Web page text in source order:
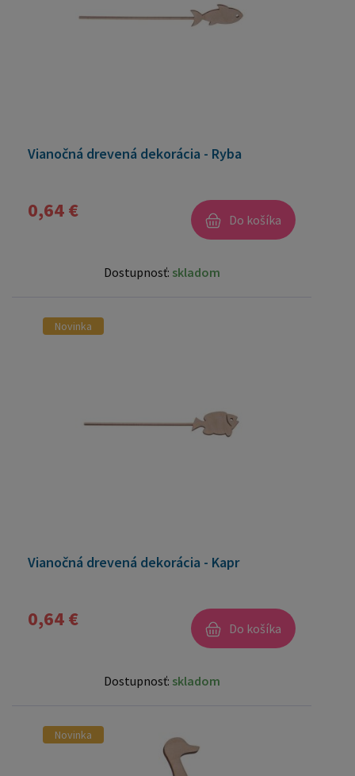
Vianočná drevená dekorácia - Ryba
0,64 € Do košíka
Dostupnosť: skladom
Novinka
Vianočná drevená dekorácia - Kapr
0,64 € Do košíka
Dostupnosť: skladom
Novinka